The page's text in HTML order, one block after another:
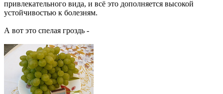
привлекательного вида, и всё это дополняется высокой
устойчивостью к болезням.
А вот это спелая гроздь -